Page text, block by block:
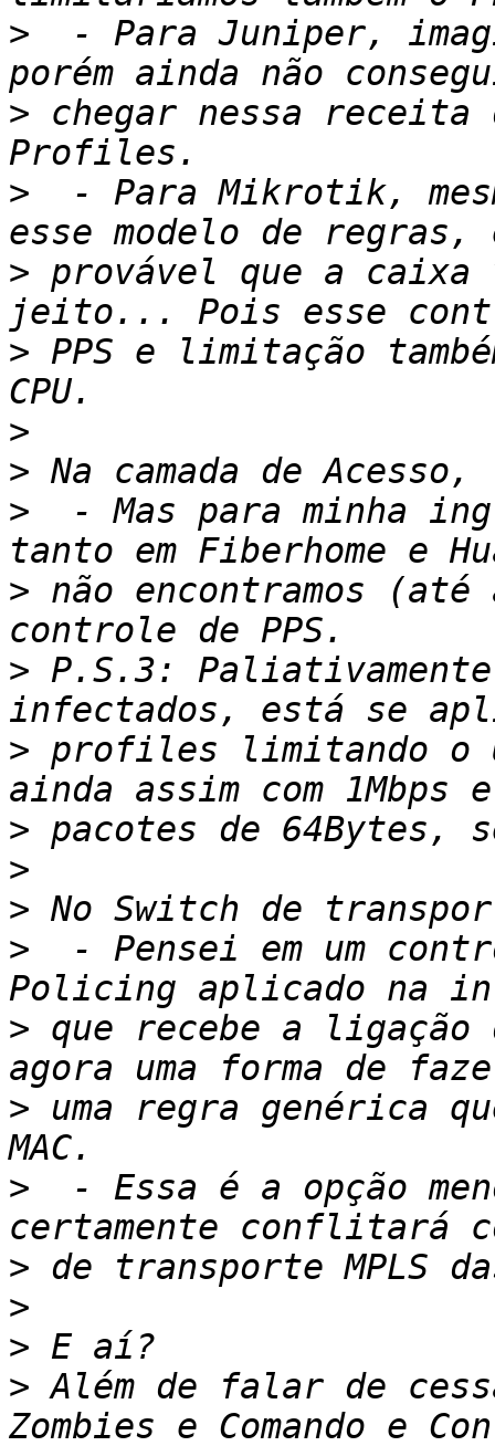
>
- Para Juniper,
> chegar nessa receita
>
- Para Mikrotik,
> provável que a caixa
> PPS e limitação
>
>
>
- Mas para minha
> não encontramos
> P.S.3:
> profiles limitando o
>
>
>
>
- Pensei em um
> que recebe a ligação
> uma regra genérica
>
- Essa é a opção
>
>
>
> Além de falar de